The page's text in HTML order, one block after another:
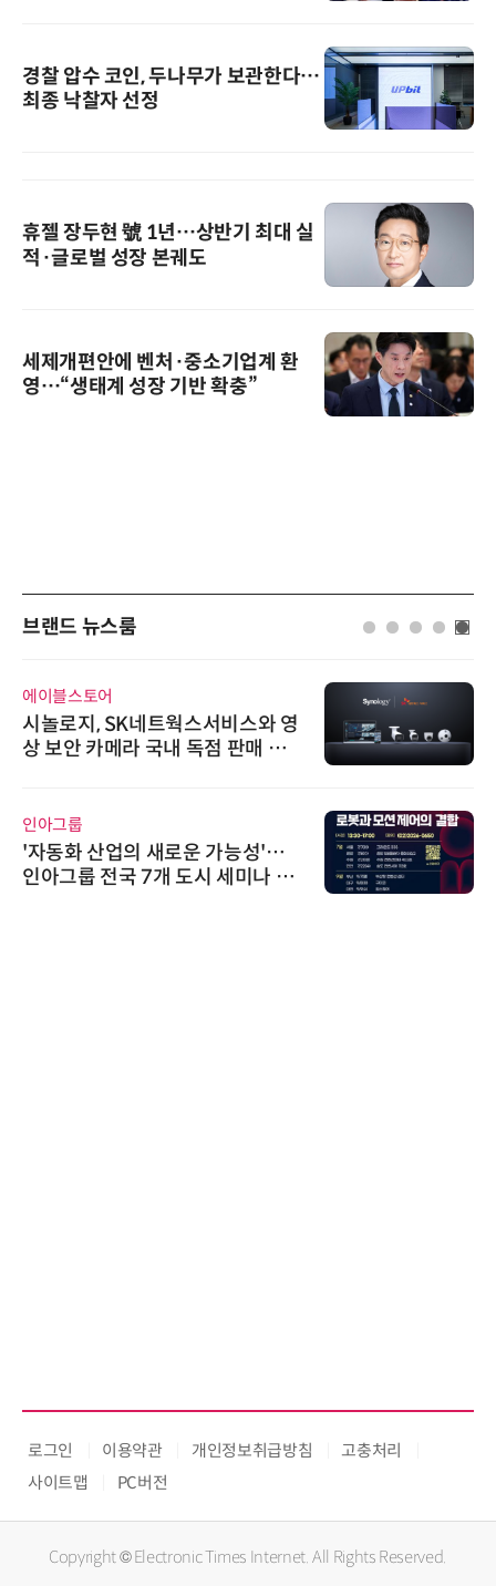
경찰 압수 코인, 두나무가 보관한다…
최종 낙찰자 선정
휴젤 장두현 號 1년…상반기 최대 실
적·글로벌 성장 본궤도
세제개편안에 벤처·중소기업계 환
영…“생태계 성장 기반 확충”
브랜드 뉴스룸
에이블스토어
시놀로지, SK네트웍스서비스와 영
상 보안 카메라 국내 독점 판매 파
인아그룹
'자동화 산업의 새로운 가능성'…
인아그룹 전국 7개 도시 세미나 페
로그인 이용약관 개인정보취급방침
고충처리
사이트맵
PC버전
Copyright © Electronic Times Internet. All Rights Reserved.